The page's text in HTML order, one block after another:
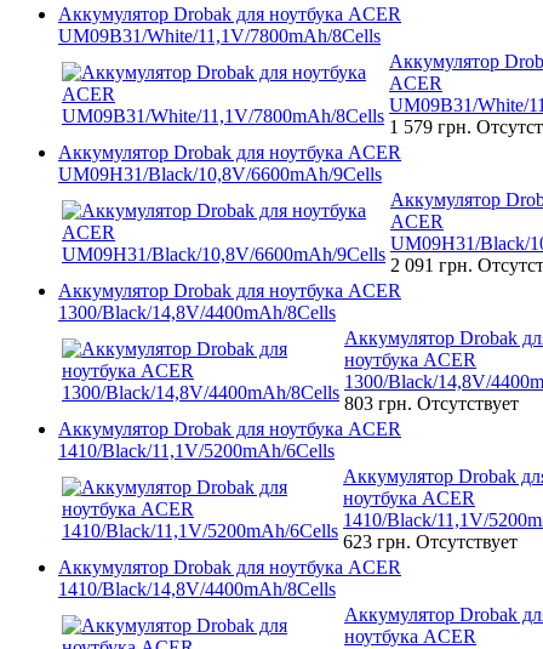
Аккумулятор Drobak для ноутбука ACER
UM09B31/White/11,1V/7800mAh/8Cells
Аккумулятор
ACER
UM09B31/White/
1 579 грн.
Аккумулятор Drobak для ноутбука ACER
UM09H31/Black/10,8V/6600mAh/9Cells
Аккумулятор
ACER
UM09H31/Black/
2 091 грн.
Аккумулятор Drobak для ноутбука ACER
1300/Black/14,8V/4400mAh/8Cells
Аккумулятор Drobak
ноутбука ACER
1300/Black/14,8V/
803 грн. Отсутствует
Аккумулятор Drobak для ноутбука ACER
1410/Black/11,1V/5200mAh/6Cells
Аккумулятор Drobak
ноутбука ACER
1410/Black/11,1V/
623 грн. Отсутствует
Аккумулятор Drobak для ноутбука ACER
1410/Black/14,8V/4400mAh/8Cells
Аккумулятор Drobak
ноутбука ACER